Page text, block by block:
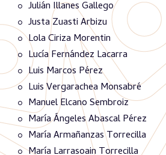
Julián Illanes Gallego
Justa Zuasti Arbizu
Lola Ciriza Morentin
Lucía Fernández Lacarra
Luis Marcos Pérez
Luis Vergarachea Monsabré
Manuel Elcano Sembroiz
María Ángeles Abascal Pérez
María Armañanzas Torrecilla
María Larrasoain Torrecilla